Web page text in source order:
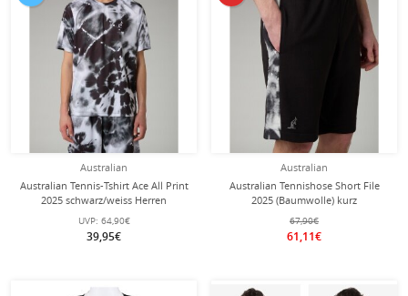
Australian
Australian Tennis-Tshirt Ace All Print
2025 schwarz/weiss Herren
UVP: 64,90€
39,95€
Australian
Australian Tennishose Short File
2025 (Baumwolle) kurz
schwarz/weiss Herren
67,90€
61,11€